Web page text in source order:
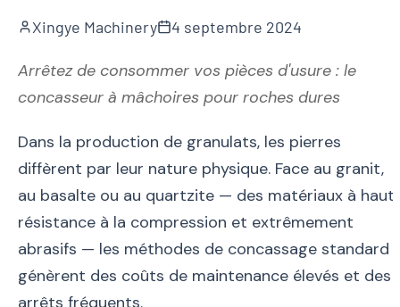
Xingye Machinery 4 septembre 2024
Arrêtez de consommer vos pièces d'usure : le
concasseur à mâchoires pour roches dures
Dans la production de granulats, les pierres
diffèrent par leur nature physique. Face au granit,
au basalte ou au quartzite — des matériaux à
résistance à la compression et extrêmement
abrasifs — les méthodes de concassage standard
génèrent des coûts de maintenance élevés et des
arrêts fréquents.